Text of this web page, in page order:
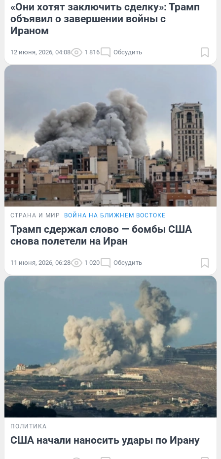
«Они хотят заключить сделку»: Трамп
объявил о завершении войны с
Ираном
12 июня, 2026, 04:08 1 816 Обсудить
СТРАНА И МИР ВОЙНА НА БЛИЖНЕМ ВОСТОКЕ
Трамп сдержал слово — бомбы США
снова полетели на Иран
11 июня, 2026, 06:28 1 020 Обсудить
ПОЛИТИКА
США начали наносить удары по Ирану